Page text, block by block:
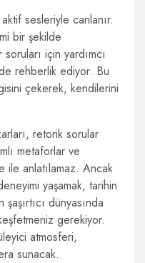
sesleriyle canlanır.
bir şekilde
için yardımcı
rehberlik ediyor. Bu
çekerek, kendilerini
retorik sorular
metaforlar ve
ile anlatılamaz. Ancak
yaşamak, tarihin
dünyasında
gerekiyor.
atmosferi,
sunacak.